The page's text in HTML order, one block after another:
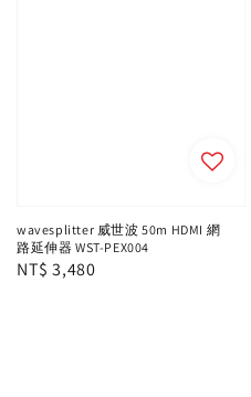
wavesplitter 威世波 50m HDMI 網
路延伸器 WST-PEX004
Regular
NT$ 3,480